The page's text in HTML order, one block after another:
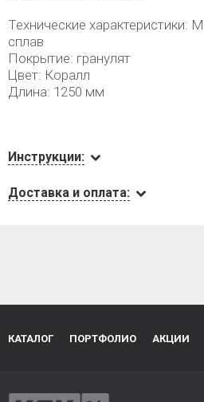
Технические характеристики:
сплав
Покрытие: гранулят
Цвет: Коралл
Длина: 1250 мм
Инструкции:
Доставка и оплата:
КАТАЛОГ ПОРТФОЛИО АКЦИИ